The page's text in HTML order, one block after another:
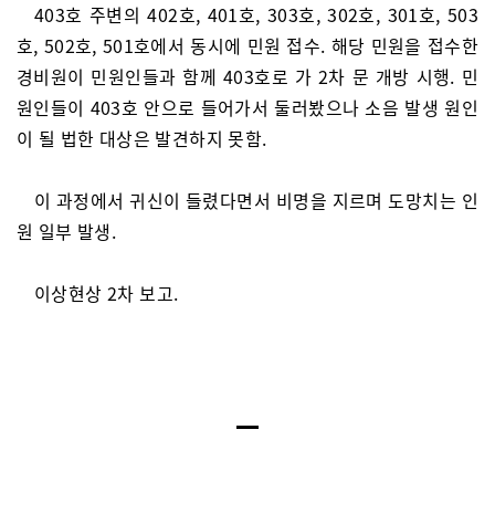
403호 주변의 402호, 401호, 303호, 302호, 301호, 503
호, 502호, 501호에서 동시에 민원 접수. 해당 민원을 접수한
경비원이 민원인들과 함께 403호로 가 2차 문 개방 시행. 민
원인들이 403호 안으로 들어가서 둘러봤으나 소음 발생 원인
이 될 법한 대상은 발견하지 못함.
이 과정에서 귀신이 들렸다면서 비명을 지르며 도망치는 인
원 일부 발생.
이상현상 2차 보고.